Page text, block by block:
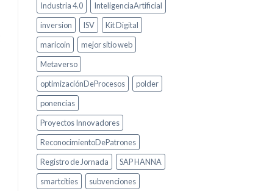
Industria 4.0
InteligenciaArtificial
inversion
ISV
Kit Digital
maricoin
mejor sitio web
Metaverso
optimizaciónDeProcesos
polder
ponencias
Proyectos Innovadores
ReconocimientoDePatrones
Registro de Jornada
SAP HANNA
smartcities
subvenciones